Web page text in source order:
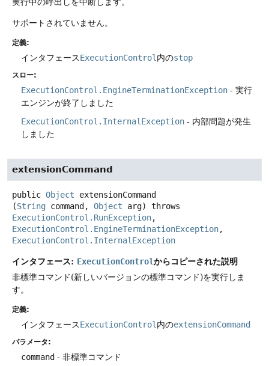
サポートされていません。
定義:
インタフェースExecutionControl内のstop
スロー:
ExecutionControl.EngineTerminationException - 実行
エンジンが終了しました
ExecutionControl.InternalException - 内部問題が発生
しました
extensionCommand
public Object
extensionCommand
(String command, Object arg)
throws
ExecutionControl.RunException
ExecutionControl.EngineTerminationException
ExecutionControl.InternalException
インタフェース: ExecutionControlからコピーされた説明
非標準コマンド(新しいバージョンの標準コマンド)を実行しま
す。
定義:
インタフェースExecutionControl 内のextensionCommand
パラメータ:
command - 非標準コマンド